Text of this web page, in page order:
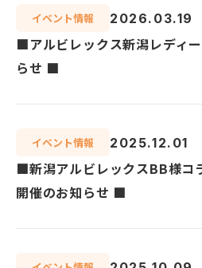
企業情報
お知らせ
ご入居者様へ
オーナー様へ
イベント情報 2026.03.19
■アルビレックス新潟レディ
らせ ■
イベント情報 2025.12.01
■新潟アルビレックスBB様コ
開催のお知らせ ■